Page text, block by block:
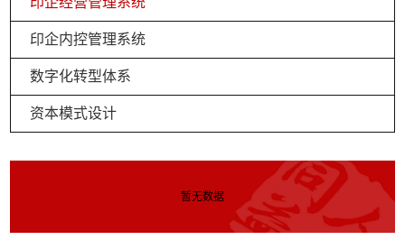
印企内控管理系统
数字化转型体系
资本模式设计
暂无数据